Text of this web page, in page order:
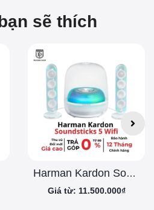
sẽ thích
Harman Kardon Soundsticks 5 Wifi
Giá từ: 11.500.000₫